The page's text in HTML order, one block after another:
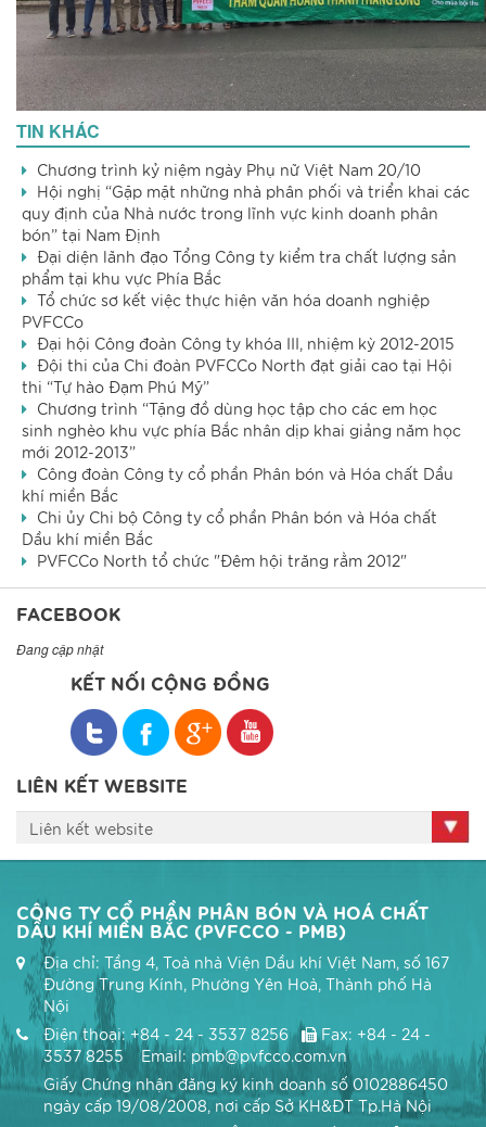
TIN KHÁC
Chương trình kỷ niệm ngày Phụ nữ Việt Nam 20/10
Hội nghị “Gặp mặt những nhà phân phối và triển khai các
quy định của Nhà nước trong lĩnh vực kinh doanh phân
bón” tại Nam Định
Đại diện lãnh đạo Tổng Công ty kiểm tra chất lượng sản
phẩm tại khu vực Phía Bắc
Tổ chức sơ kết việc thực hiện văn hóa doanh nghiệp
PVFCCo
Đại hội Công đoàn Công ty khóa III, nhiệm kỳ 2012-2015
Đội thi của Chi đoàn PVFCCo North đạt giải cao tại Hội
thi “Tự hào Đạm Phú Mỹ”
Chương trình “Tặng đồ dùng học tập cho các em học
sinh nghèo khu vực phía Bắc nhân dịp khai giảng năm học
mới 2012-2013”
Công đoàn Công ty cổ phần Phân bón và Hóa chất Dầu
khí miền Bắc
Chi ủy Chi bộ Công ty cổ phần Phân bón và Hóa chất
Dầu khí miền Bắc
PVFCCo North tổ chức "Đêm hội trăng rằm 2012"
FACEBOOK
Đang cập nhật
KẾT NỐI CỘNG ĐỒNG
LIÊN KẾT WEBSITE
Liên kết website
CÔNG TY CỔ PHẦN PHÂN BÓN VÀ HOÁ CHẤT
DẦU KHÍ MIỀN BẮC (PVFCCO - PMB)
Địa chỉ: Tầng 4, Toà nhà Viện Dầu khí Việt Nam, số 167
Đường Trung Kính, Phường Yên Hoà, Thành phố Hà
Nội
Điện thoại: +84 - 24 - 3537 8256
Fax: +84 - 24 -
3537 8255 Email: pmb@pvfcco.com.vn
Giấy Chứng nhận đăng ký kinh doanh số 0102886450
ngày cấp 19/08/2008, nơi cấp Sở KH&ĐT Tp.Hà Nội